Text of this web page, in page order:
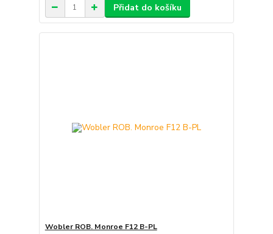
Přidat do košíku
Wobler ROB. Monroe F12 B-PL